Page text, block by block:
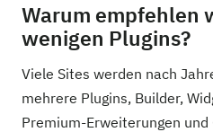
Warum empfehlen
wenigen Plugins?
Viele Sites werden nach
mehrere Plugins, Builder,
Premium-Erweiterungen